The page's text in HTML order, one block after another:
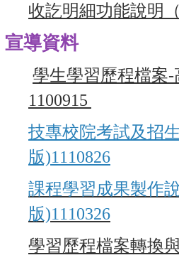
收訖明細功能說明
宣導資料
學生學習歷程檔案
1100915
技專校院考試及招
版)1110826
課程學習成果製作
版)1110326
學習歷程檔案轉換